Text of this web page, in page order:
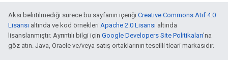
Aksi belirtilmediği sürece bu sayfanın içeriği Creative Commons Atıf 4.0
Lisansı altında ve kod örnekleri Apache 2.0 Lisansı altında
lisanslanmıştır. Ayrıntılı bilgi için Google Developers Site Politikaları'na
göz atın. Java, Oracle ve/veya satış ortaklarının tescilli ticari markasıdır.